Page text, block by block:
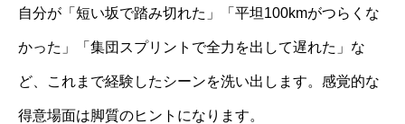
自分が「短い坂で踏み切れた」「平坦100kmがつらくな
かった」「集団スプリントで全力を出して遅れた」な
ど、これまで経験したシーンを洗い出します。感覚的な
得意場面は脚質のヒントになります。